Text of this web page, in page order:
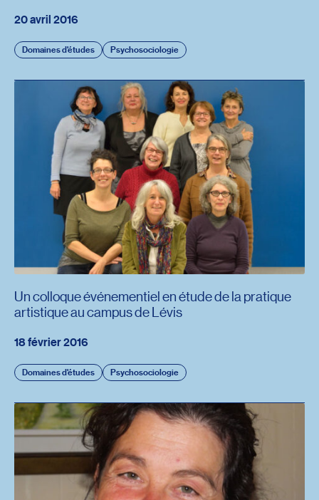
20 avril 2016
Domaines d'études Psychosociologie
18 février 2016
Domaines d'études Psychosociologie
Un colloque événementiel en étude de la pratique
artistique au campus de Lévis